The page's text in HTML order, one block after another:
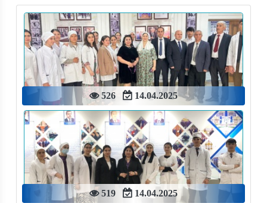
526 14.04.2025
519 14.04.2025